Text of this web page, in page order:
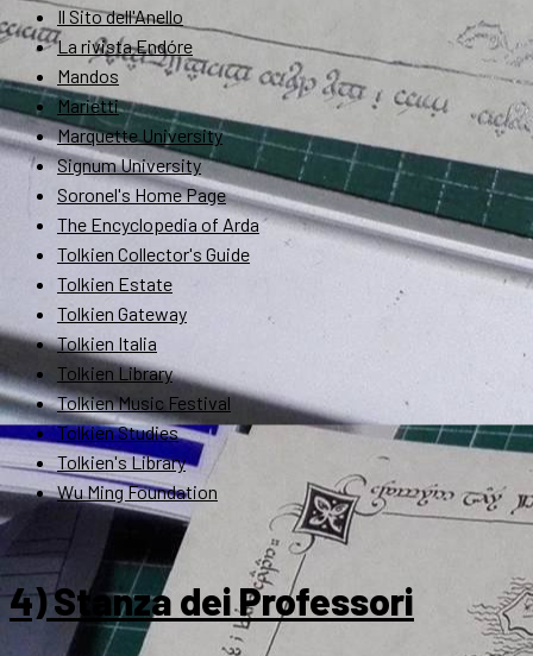
Il Sito dell'Anello
La rivista Endóre
Mandos
Marietti
Marquette University
Signum University
Soronel's Home Page
The Encyclopedia of Arda
Tolkien Collector's Guide
Tolkien Estate
Tolkien Gateway
Tolkien Italia
Tolkien Library
Tolkien Music Festival
Tolkien Studies
Tolkien's Library
Wu Ming Foundation
4) Stanza dei Professori